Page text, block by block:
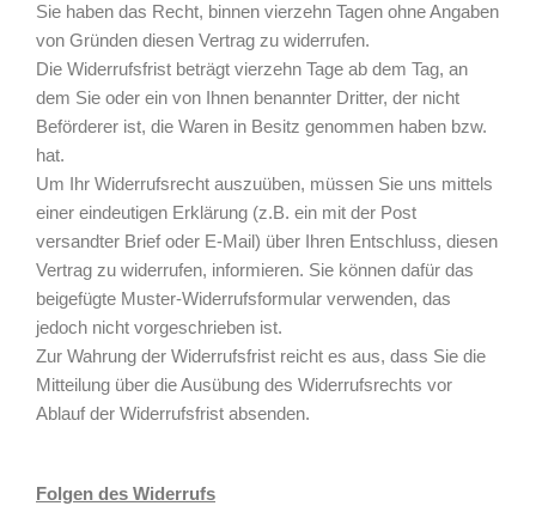
Sie haben das Recht, binnen vierzehn Tagen ohne Angaben
von Gründen diesen Vertrag zu widerrufen.
Die Widerrufsfrist beträgt vierzehn Tage ab dem Tag, an
dem Sie oder ein von Ihnen benannter Dritter, der nicht
Beförderer ist, die Waren in Besitz genommen haben bzw.
hat.
Um Ihr Widerrufsrecht auszuüben, müssen Sie uns mittels
einer eindeutigen Erklärung (z.B. ein mit der Post
versandter Brief oder E-Mail) über Ihren Entschluss, diesen
Vertrag zu widerrufen, informieren. Sie können dafür das
beigefügte Muster-Widerrufsformular verwenden, das
jedoch nicht vorgeschrieben ist.
Zur Wahrung der Widerrufsfrist reicht es aus, dass Sie die
Mitteilung über die Ausübung des Widerrufsrechts vor
Ablauf der Widerrufsfrist absenden.
Folgen des Widerrufs